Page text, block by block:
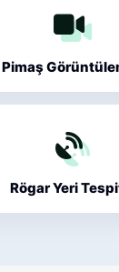
Pimaş
Rögar Yeri